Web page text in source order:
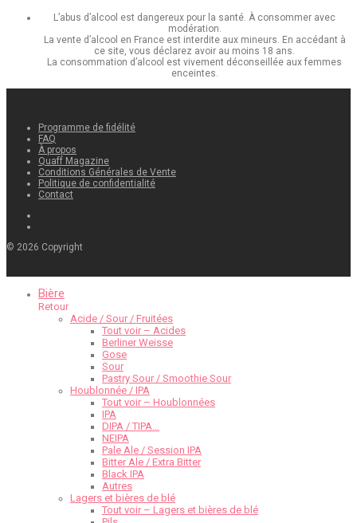
L’abus d’alcool est dangereux pour la santé. À consommer avec
modération.
La vente d’alcool en France est interdite aux mineurs. En accédant à
ce site, vous déclarez avoir au moins 18 ans.
La consommation d’alcool est vivement déconseillée aux femmes
enceintes.
Programme de fidélité
FAQ
À propos
Quaff Magazine
Conditions Générales de Vente
Politique de confidentialité
Contact
© 2026 Copyright
Bière
Retour
Acide / Sour / Fruitées
Tout voir – Acides
Berliner Weisse
Gose
Sour
Pastry Sour / Smoothie Sour
Houblonnée / IPA
Tout voir – Houblonnées
IPA
DIPA / TIPA…
NEIPA
Pale Ale / Session IPA
Bitter Ale / Extra Bitter
Black IPA
Autres
Lagers et bières de blé
Tout voir – Lagers et bières de blé